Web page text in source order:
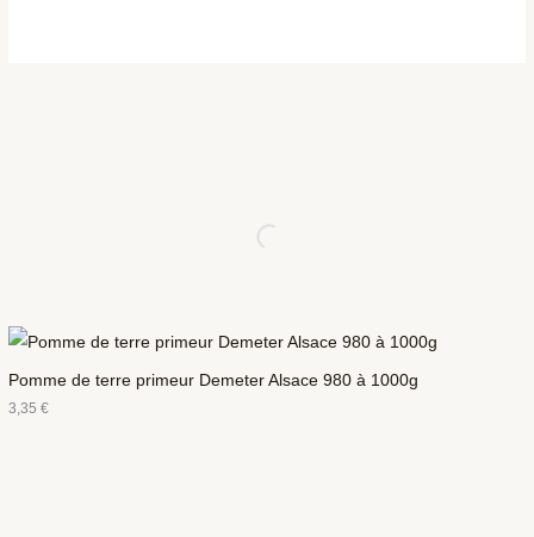
Pomme de terre primeur Demeter Alsace 980 à 1000g
3,35€